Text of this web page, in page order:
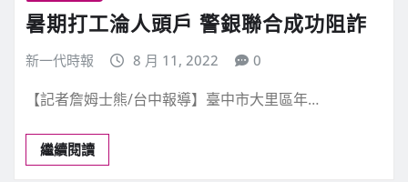
暑期打工淪人頭戶 警銀聯合成功阻詐
新一代時報 8 月 11, 2022 0
【記者詹姆士熊/台中報導】臺中市大里區年…
繼續閱讀